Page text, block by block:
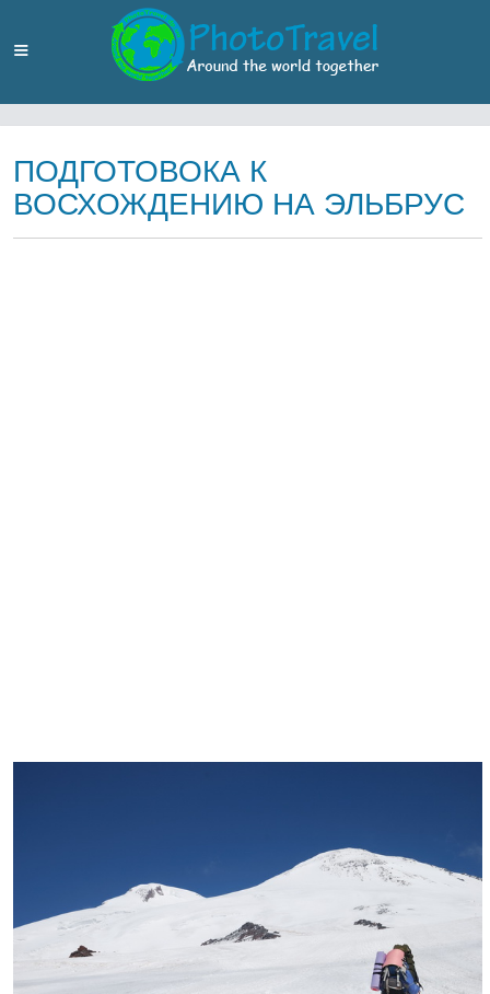
ПОДГОТОВОКА К
ВОСХОЖДЕНИЮ НА ЭЛЬБРУС